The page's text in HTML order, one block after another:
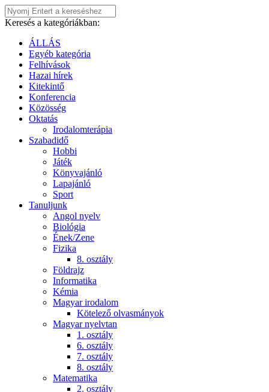
Keresés a kategóriákban:
ÁLLÁS
Egyéb kategória
Felhívások
Hazai hírek
Kitekintő
Konferencia
Közösség
Oktatás
Irodalomterápia
Szabadidő
Hobbi
Játék
Könyvajánló
Lapajánló
Sport
Tanuljunk
Angol nyelv
Biológia
Ének/Zene
Fizika
8. osztály
Földrajz
Informatika
Kémia
Magyar irodalom
Kötelező olvasmányok
Magyar nyelvtan
1. osztály
6. osztály
7. osztály
8. osztály
Matematika
2. osztály